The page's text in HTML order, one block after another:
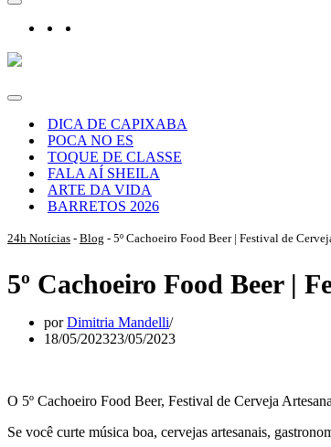
Menu
navegação
Menu
navegaçãoDICA DE CAPIXABA
POCA NO ES
TOQUE DE CLASSE
FALA AÍ SHEILA
ARTE DA VIDA
BARRETOS 2026
24h Notícias - Blog - 5º Cachoeiro Food Beer | Festival de
5º Cachoeiro Food Beer |
porDimitria Mandelli
18/05/202323/05/2023
O 5º Cachoeiro Food Beer, Festival de Cerveja
Se você curte música boa, cervejas artesanais,